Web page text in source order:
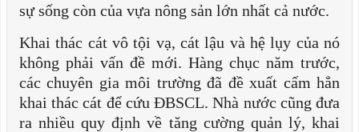
sự sống còn của vựa nông sản lớn nhất cả nước.
Khai thác cát vô tội vạ, cát lậu và hệ lụy của nó
không phải vấn đề mới. Hàng chục năm trước,
các chuyên gia môi trường đã đề xuất cấm hẳn
khai thác cát để cứu ĐBSCL. Nhà nước cũng đưa
ra nhiều quy định về tăng cường quản lý, khai